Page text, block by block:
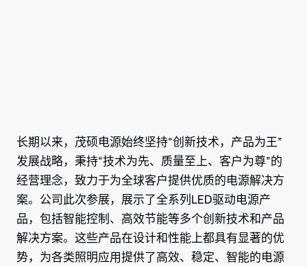
长期以来，茂硕电源始终坚持“创新技术，产品为王”
发展战略，秉持“技术为先、质量至上、客户为尊”的
经营理念，致力于为全球客户提供优质的电源解决方
案。公司此次参展，展示了全系列LED驱动电源产
品，包括智能控制、高效节能等多个创新技术和产品
解决方案。这些产品在设计和性能上都具有显著的优
势，为各类照明应用提供了高效、稳定、智能的电源